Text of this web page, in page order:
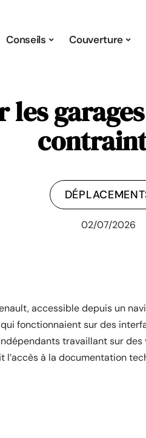
Conseils Couverture
les
02/07/2026
accessible depuis un
fonctionnaient sur des
travaillant sur des
à la documentation